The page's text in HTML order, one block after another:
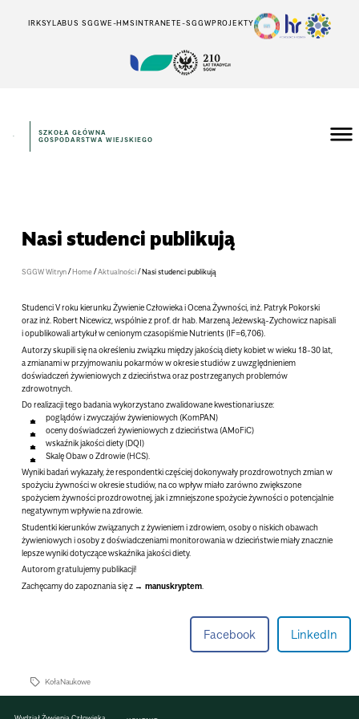
IRKSYLABUS SGGWE-HMSINTRANETE-SGGWPROJEKTY
SZKOŁA GŁÓWNA
GOSPODARSTWA WIEJSKIEGO
Nasi studenci publikują
SGGW Witryn/Home/Aktualności/Nasi studenci publikują
Studenci V roku kierunku Żywienie Człowieka i Ocena Żywności, inż. Patryk Pokorski
oraz inż. Robert Nicewicz, wspólnie z prof. dr hab. Marzeną Jeżewską-Zychowicz napisali
i opublikowali artykuł w cenionym czasopiśmie Nutrients (IF=6,706).
Autorzy skupili się na określeniu związku między jakością diety kobiet w wieku 18-30 lat,
a zmianami w przyjmowaniu pokarmów w okresie studiów z uwzględnieniem
doświadczeń żywieniowych z dzieciństwa oraz postrzeganych problemów
zdrowotnych.
Do realizacji tego badania wykorzystano zwalidowane kwestionariusze:
poglądów i zwyczajów żywieniowych (KomPAN)
oceny doświadczeń żywieniowych z dzieciństwa (AMoFiC)
wskaźnik jakości diety (DQI)
Skalę Obaw o Zdrowie (HCS).
Wyniki badań wykazały, że respondentki częściej dokonywały prozdrowotnych zmian w
spożyciu żywności w okresie studiów, na co wpływ miało zarówno zwiększone
spożyciem żywności prozdrowotnej, jak i zmniejszone spożycie żywności o potencjalnie
negatywnym wpływie na zdrowie.
Studentki kierunków związanych z żywieniem i zdrowiem, osoby o niskich obawach
żywieniowych i osoby z doświadczeniami monitorowania w dzieciństwie miały znacznie
lepsze wyniki dotyczące wskaźnika jakości diety.
Autorom gratulujemy publikacji!
Zachęcamy do zapoznania się z
manuskryptem
Facebook LinkedIn
KołaNaukowe